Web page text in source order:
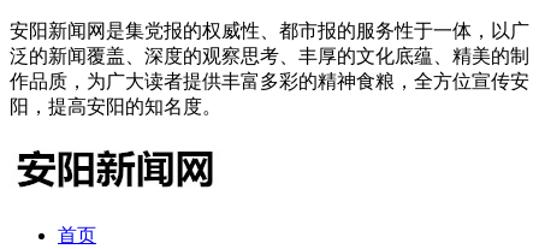
安阳新闻网是集党报的权威性、都市报的服务性于一体，以广
泛的新闻覆盖、深度的观察思考、丰厚的文化底蕴、精美的制
作品质，为广大读者提供丰富多彩的精神食粮，全方位宣传安
阳，提高安阳的知名度。
首页